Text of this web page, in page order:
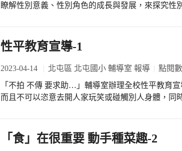
瞭解性別意義、性別角色的成長與發展，來探究性
性平教育宣導-1
2023-04-14 北屯區 北屯國小 輔導室 報導 點閱
「不拍 不傳 要求助…」輔導室辦理全校性平教育宣導，讓學生清楚知道男女有別，
而且不可以恣意去開人家玩笑或碰觸別人身體，同
「食」在很重要 動手種菜趣-2